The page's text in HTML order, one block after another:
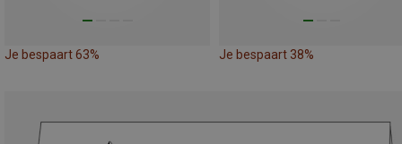
Je bespaart 63% Je bespaart 38%